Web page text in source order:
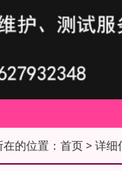
的位置： 首页> 详细